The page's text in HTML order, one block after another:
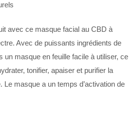
avec ce masque facial au CBD à
Avec de puissants ingrédients de
un masque en feuille facile à utiliser, ce
tonifier, apaiser et purifier la
Le masque a un temps d’activation de